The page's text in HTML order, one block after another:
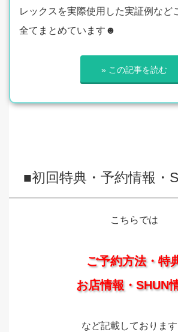
レックスを実際使用した実証例など
全てまとめています☻
» この記事を読む
■初回特典・予約情報・
こちらでは
ご予約方法・特
お店情報・SHUN
など記載しております